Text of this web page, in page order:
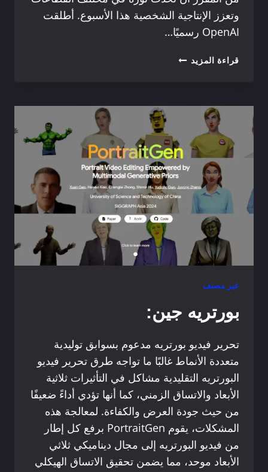
وتعزز الإنتاجية الشخصية هذا الأسبوع. أطلقت
OpenAI رسميًا…
قراءة المزيد أفضل
الاصطناعي
لهذا
الأسبوع
2024
1101
غير مصنف
بورتريه جين:
تحرير فيديو بورتريه مدعوم بسوابق توليدية
متعددة الأنماط غالبًا ما تواجه طرق تحرير فيديو
البورتريه التقليدية مشاكل في التأثيرات ثلاثية
الأبعاد والاتساق الزمني، كما أنها تؤدي أداءً ضعيفًا
من حيث جودة العرض والكفاءة. لمعالجة هذه
المشكلات، يقوم PortraitGen برفع كل إطار
من فيديو البورتريه إلى مجال ديناميكي ثلاثي
الأبعاد موحد، مما يضمن تحقيق الاتساق الهيكلي